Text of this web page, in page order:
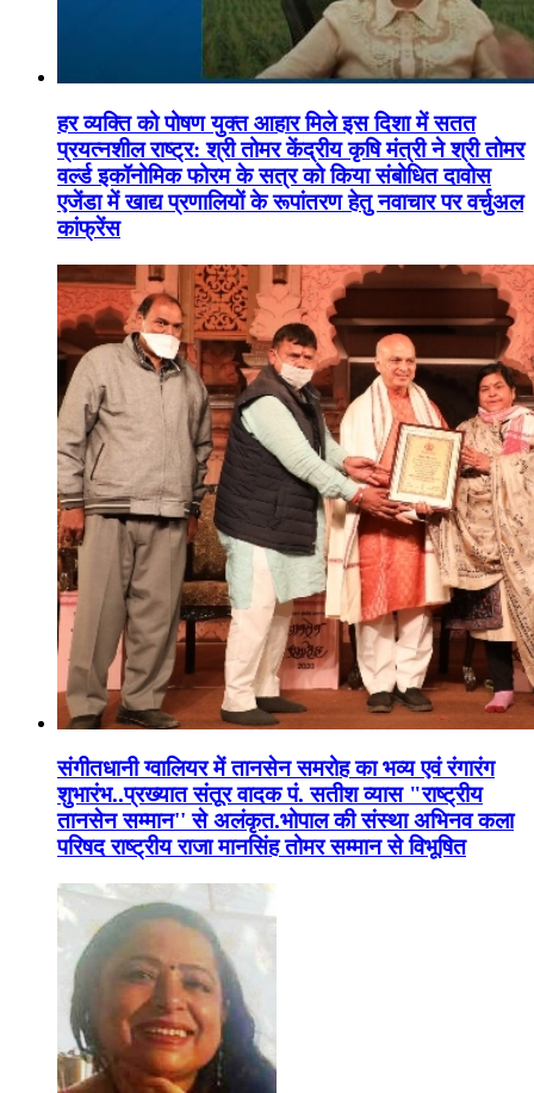
हर व्यक्ति को पोषण युक्त आहार मिले इस दिशा में सतत
प्रयत्नशील राष्ट्र: श्री तोमर केंद्रीय कृषि मंत्री ने श्री तोमर
वर्ल्ड इकॉनोमिक फोरम के सत्र को किया संबोधित दावोस
एजेंडा में खाद्य प्रणालियों के रूपांतरण हेतु नवाचार पर वर्चुअल
कांफ्रेंस
संगीतधानी ग्वालियर में तानसेन समरोह का भव्य एवं रंगारंग
शुभारंभ..प्रख्यात संतूर वादक पं. सतीश व्यास "राष्ट्रीय
तानसेन सम्मान'' से अलंकृत.भोपाल की संस्था अभिनव कला
परिषद राष्ट्रीय राजा मानसिंह तोमर सम्मान से विभूषित